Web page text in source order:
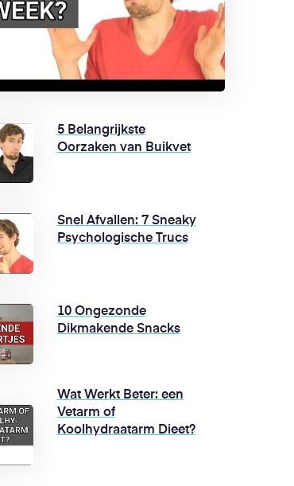
5 Belangrijkste
Oorzaken van Buikvet
Snel Afvallen: 7 Sneaky
Psychologische Trucs
10 Ongezonde
Dikmakende Snacks
Wat Werkt Beter: een
Vetarm of
Koolhydraatarm Dieet?